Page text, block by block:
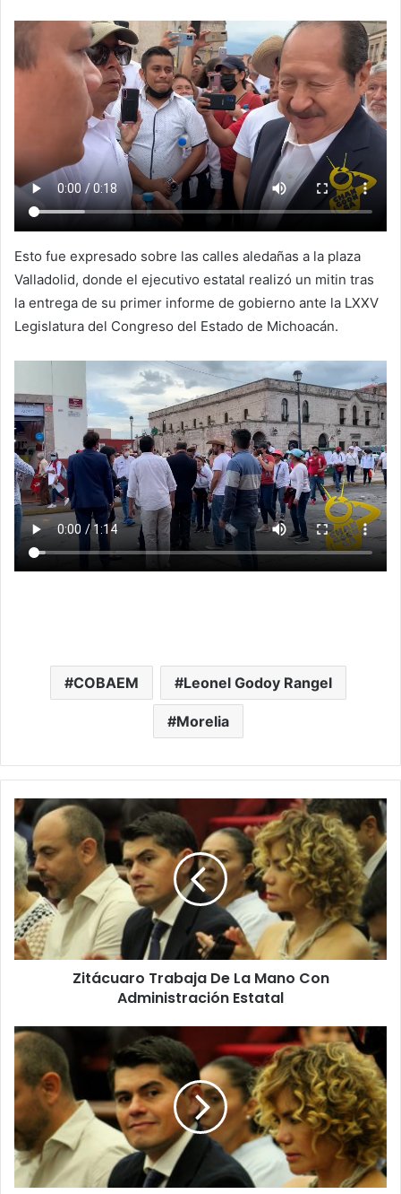
Esto fue expresado sobre las calles aledañas a la plaza
Valladolid, donde el ejecutivo estatal realizó un mitin tras
la entrega de su primer informe de gobierno ante la LXXV
Legislatura del Congreso del Estado de Michoacán.
COBAEM Leonel Godoy Rangel
Morelia
Zitácuaro
Trabaja
De
La
Mano
Con
Administración
Estatal
Zitácuaro Trabaja De La Mano Con
Administración Estatal
Zitácuaro
Trabaja
De
La
Mano
Con
Administración
Estatal